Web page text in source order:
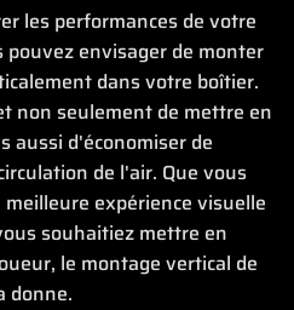
les performances de votre
envisager de monter
dans votre boîtier.
non seulement de mettre en
aussi d'économiser de
de l'air. Que vous
expérience visuelle
souhaitiez mettre en
le montage vertical de
donne.